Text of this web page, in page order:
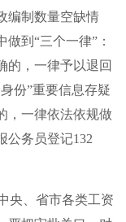
编制数量空缺情
到“三个一律”：
的，一律予以退回
份”重要信息存疑
，一律依法依规做
公务员登记132
央、省市各类工资